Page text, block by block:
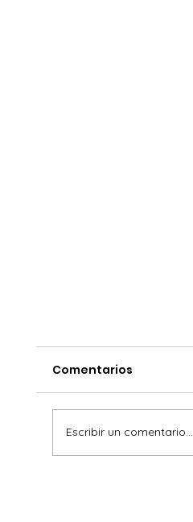
Comentarios
Escribir un comentario...